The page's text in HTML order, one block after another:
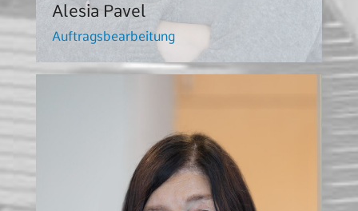
Alesia Pavel
Auftragsbearbeitung